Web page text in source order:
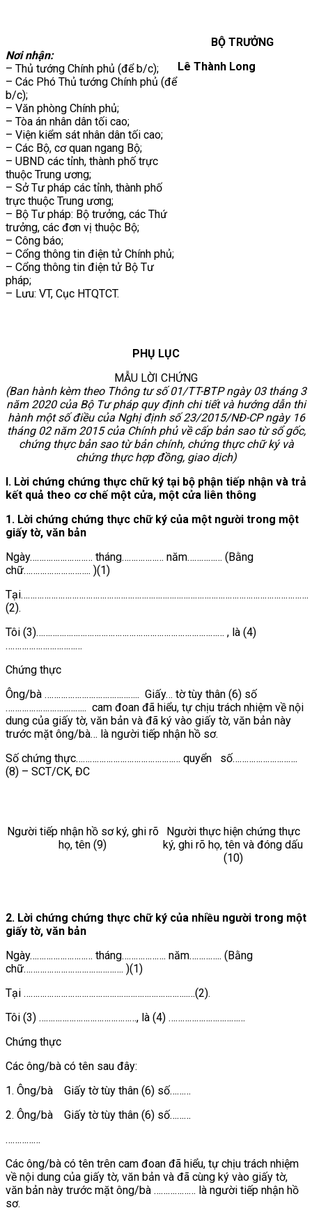
Nơi nhận:
– Thủ tướng Chính phủ (để b/c);
– Các Phó Thủ tướng Chính phủ (để
b/c);
– Văn phòng Chính phủ;
– Tòa án nhân dân tối cao;
– Viện kiểm sát nhân dân tối cao;
– Các Bộ, cơquan ngang Bộ;
– UBND các tỉnh, thành phố trực
thuộc Trung ương;
– Sở Tư pháp các tỉnh, thành phố
trực thuộc Trung ương;
– Bộ Tư pháp: Bộ trưởng, các Thứ
trưởng, các đơn vị thuộc Bộ;
– Công báo;
– Cổng thông tin điện tử Chính phủ;
– Cổng thông tin điện tử Bộ Tư
pháp;
– Lưu: VT, Cục HTQTCT.
BỘ TRƯỞNG
Lê Thành Long
PHỤ LỤC
MẪU LỜI CHỨNG
(Ban hành kèm theo Thông tư số 01/TT-BTP ngày 03 tháng 3
năm 2020 của Bộ Tư pháp quy định chi tiết và hướng dẫn thi
hành một số điều của Nghị định số 23/2015/NĐ-CP ngày 16
tháng 02 năm 2015 của Chính phủ về cấp bản sao từ sổ gốc,
chứng thực bản sao từ bản chính, chứng thực chữ ký và
chứng thực hợp đồng, giao dịch)
I. Lời chứng chứng thực chữ ký tại bộ phận tiếp nhận và trả
kết quả theo cơ chế một cửa, một cửa liên thông
1. Lời chứng chứng thực chữ ký của một người trong một
giấy tờ, văn bản
Ngày……………………… tháng……………… năm…………… (Bằng
chữ……………………….. )(1)
Tại…………………………………………………………………………………………………………….
(2).
Tôi (3)……………………………………………………………………… , là (4)
……………………………
Chứng thực
Ông/bà ………………………………….. Giấy… tờ tùy thân (6) số
…………………………….. cam đoan đã hiểu, tự chịu trách nhiệm về nội
dung của giấy tờ, văn bản và đã ký vào giấy tờ, văn bản này
trước mặt ông/bà… là người tiếp nhận hồ sơ.
Số chứng thực……………………………………… quyển số……………………….
(8) – SCT/CK, ĐC
Người tiếp nhận hồ sơ ký, ghi rõ
họ, tên (9)
Người thực hiện chứng thực
ký, ghi rõ họ, tên và đóng dấu
(10)
2. Lời chứng chứng thực chữ ký của nhiều người trong một
giấy tờ, văn bản
Ngày……………………… tháng………………. năm………….. (Bằng
chữ……………………………………. )(1)
Tại ……………………………………………………………..…(2).
Tôi (3) ……………………………………, là (4) ……………………………
Chứng thực
Các ông/bà có tên sau đây:
1. Ông/bà Giấy tờ tùy thân (6) số………
2. Ông/bà Giấy tờ tùy thân (6) số………
……………
Các ông/bà có tên trên cam đoan đã hiểu, tự chịu trách nhiệm
về nội dung của giấy tờ, văn bản và đã cùng ký vào giấy tờ,
văn bản này trước mặt ông/bà ……………… là người tiếp nhận hồ
sơ.